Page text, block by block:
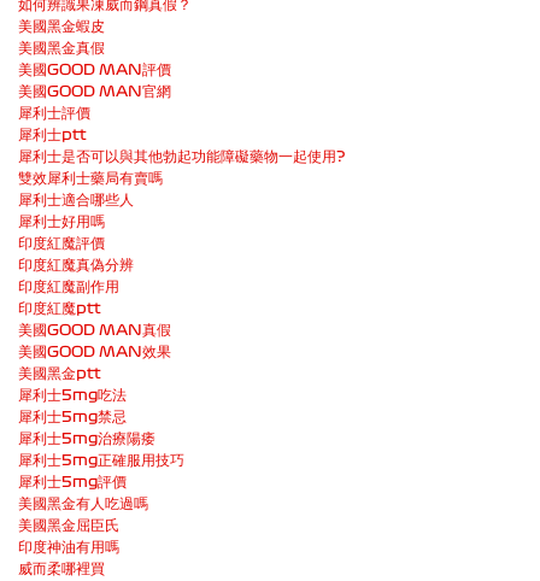
如何辨識果凍威而鋼真假？
美國黑金蝦皮
美國黑金真假
美國GOOD MAN評價
美國GOOD MAN官網
犀利士評價
犀利士ptt
犀利士是否可以與其他勃起功能障礙藥物一起使用?
雙效犀利士藥局有賣嗎
犀利士適合哪些人
犀利士好用嗎
印度紅魔評價
印度紅魔真偽分辨
印度紅魔副作用
印度紅魔ptt
美國GOOD MAN真假
美國GOOD MAN效果
美國黑金ptt
犀利士5mg吃法
犀利士5mg禁忌
犀利士5mg治療陽痿
犀利士5mg正確服用技巧
犀利士5mg評價
美國黑金有人吃過嗎
美國黑金屈臣氏
印度神油有用嗎
威而柔哪裡買